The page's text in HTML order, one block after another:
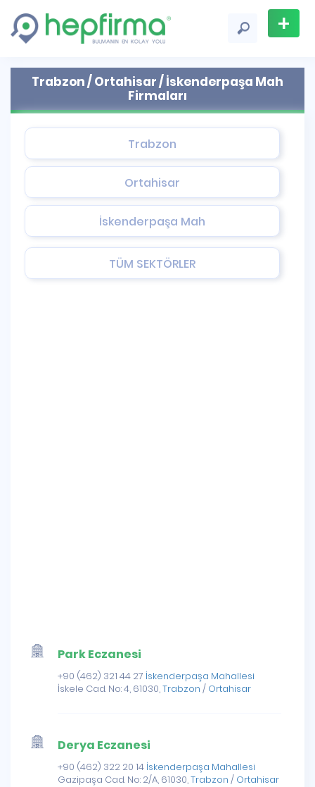
+
Ekle
Trabzon / Ortahisar / İskenderpaşa Mah
Firmaları
Park Eczanesi
+90 (462) 321 44 27 İskenderpaşa Mahallesi
İskele Cad. No: 4, 61030,Trabzon / Ortahisar
Derya Eczanesi
+90 (462) 322 20 14 İskenderpaşa Mahallesi
Gazipaşa Cad. No: 2/A, 61030,Trabzon / Ortahisar